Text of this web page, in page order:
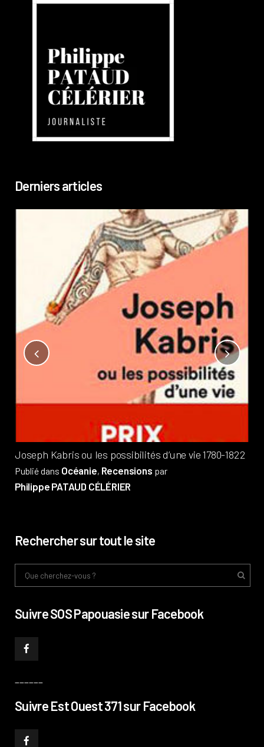
Derniers articles
Joseph Kabris ou les possibilités d’une vie 1780-1822
Publié dans Océanie, Recensions par
Philippe PATAUD CÉLÉRIER
Rechercher sur tout le site
Suivre SOS Papouasie sur Facebook
Suivre Est Ouest 371 sur Facebook